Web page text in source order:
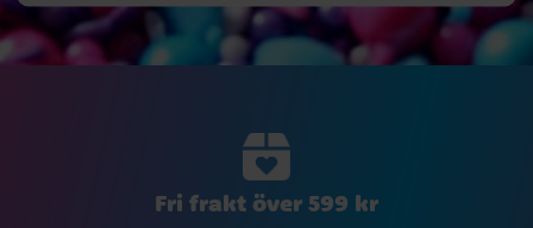
Fri frakt över 599 kr